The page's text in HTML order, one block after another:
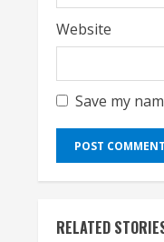
Website
Save my
RELATED